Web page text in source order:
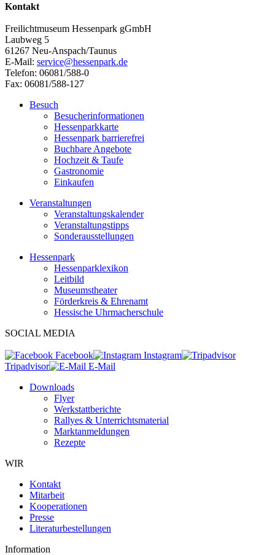
Kontakt
Freilichtmuseum Hessenpark gGmbH
Laubweg 5
61267 Neu-Anspach/Taunus
E-Mail: service@hessenpark.de
Telefon: 06081/588-0
Fax: 06081/588-127
Besuch
Besucherinformationen
Hessenparkkarte
Hessenpark barrierefrei
Buchbare Angebote
Hochzeit & Taufe
Gastronomie
Einkaufen
Veranstaltungen
Veranstaltungskalender
Veranstaltungstipps
Sonderausstellungen
Hessenpark
Hessenparklexikon
Leitbild
Museumstheater
Förderkreis & Ehrenamt
Hessische Uhrmacherschule
SOCIAL MEDIA
Facebook
Instagram
Tripadvisor
E-Mail
Downloads
Flyer
Werkstattberichte
Rallyes & Unterrichtsmaterial
Marktanmeldungen
Rezepte
WIR
Kontakt
Mitarbeit
Kooperationen
Presse
Literaturbestellungen
Information